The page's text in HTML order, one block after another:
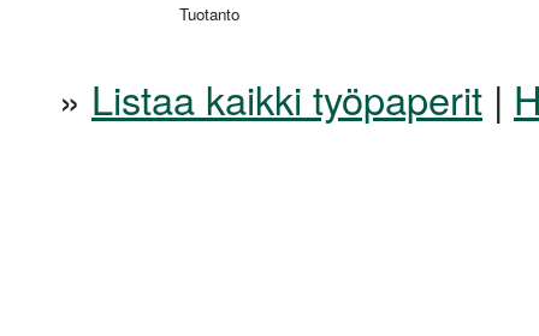
Tuotanto
» Listaa kaikki työpaperit |